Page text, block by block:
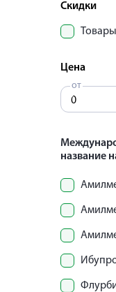
Скидки
Цена
от
название